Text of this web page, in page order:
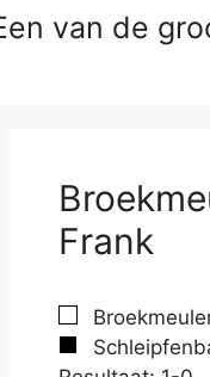
van de
Frank